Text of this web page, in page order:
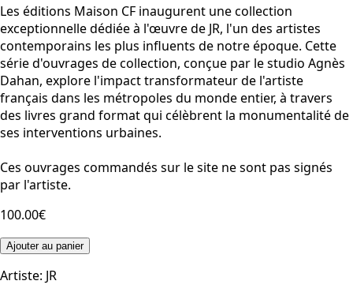
Les éditions Maison CF inaugurent une collection
exceptionnelle dédiée à l'œuvre de JR, l'un des artistes
contemporains les plus influents de notre époque. Cette
série d'ouvrages de collection, conçue par le studio Agnès
Dahan, explore l'impact transformateur de l'artiste
français dans les métropoles du monde entier, à travers
des livres grand format qui célèbrent la monumentalité de
ses interventions urbaines.
Ces ouvrages commandés sur le site ne sont pas signés
par l'artiste.
100.00€
Ajouter au panier
Artiste: JR